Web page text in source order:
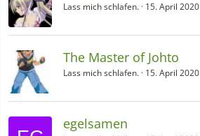
Lass mich schlafen. 15. April 2020
The Master of Johto
Lass mich schlafen. 15. April 2020
egelsamen